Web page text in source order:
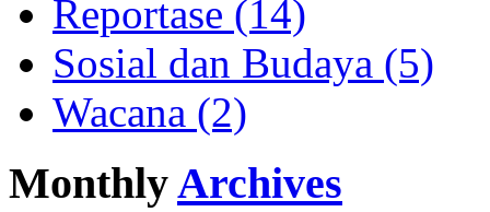
Reportase (14)
Sosial dan Budaya (5)
Wacana (2)
MonthlyArchives